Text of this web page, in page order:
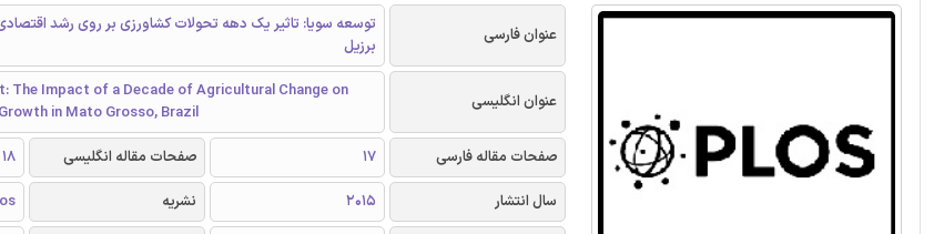
عنوان فارسی
توسعه سویا: تاثیر یک دهه تحولات کشاورزی بر روی رشد
برزیل
عنوان انگلیسی
The Impact of a Decade of Agricultural Change on
in Mato Grosso, Brazil
صفحات مقاله فارسی
17 صفحات مقاله انگلیسی
18
سال انتشار
2015 نشریه